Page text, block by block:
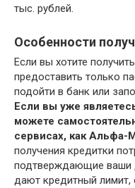
тыс. рублей.
Особенности
Если вы хотите
предоставить только
подойти в банк или
Если вы уже
можете
сервисах, как
получения кредитки
подтверждающие ваши
дают кредитный лимит,